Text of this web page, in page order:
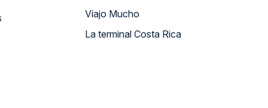
Viajo Mucho
La terminal Costa Rica